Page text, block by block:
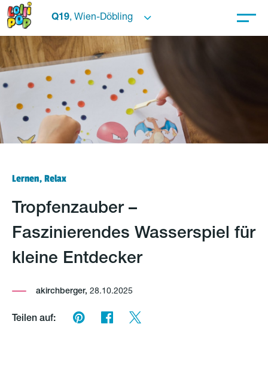
Q19, Wien-Döbling
Lernen, Relax
Tropfenzauber –
Faszinierendes Wasserspiel für
kleine Entdecker
akirchberger, 28.10.2025
Teilen auf: